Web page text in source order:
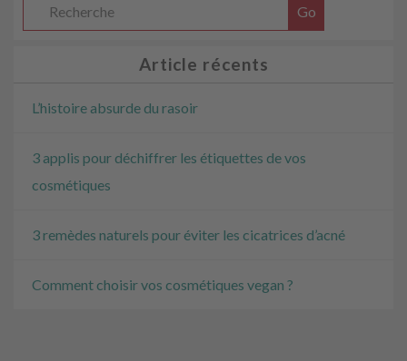
Article récents
L’histoire absurde du rasoir
3 applis pour déchiffrer les étiquettes de vos
cosmétiques
3 remèdes naturels pour éviter les cicatrices d’acné
Comment choisir vos cosmétiques vegan ?